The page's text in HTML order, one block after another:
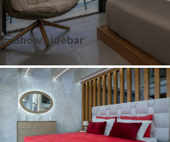
Εμφάνιση του μοναδικού
Show sidebar